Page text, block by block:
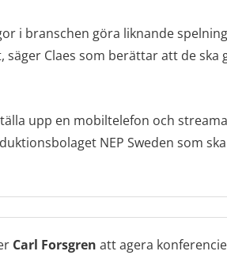
i branschen göra liknande
säger Claes som berättar att de ska
upp en mobiltelefon och
NEP Sweden som
Carl Forsgren att agera